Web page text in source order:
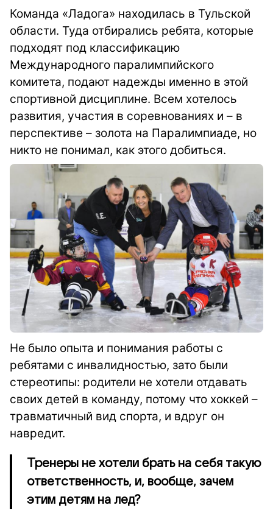
Команда «Ладога» находилась в Тульской
области. Туда отбирались ребята, которые
подходят под классификацию
Международного паралимпийского
комитета, подают надежды именно в этой
спортивной дисциплине. Всем хотелось
развития, участия в соревнованиях и – в
перспективе – золота на Паралимпиаде, но
никто не понимал, как этого добиться.
Не было опыта и понимания работы с
ребятами с инвалидностью, зато были
стереотипы: родители не хотели отдавать
своих детей в команду, потому что хоккей –
травматичный вид спорта, и вдруг он
навредит.
Тренеры не хотели брать на себя такую
ответственность, и, вообще, зачем
этим детям на лед?